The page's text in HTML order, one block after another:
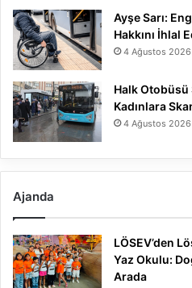
Ayşe Sarı:
Hakkını İhlal
4 Ağustos 2026
Halk
Kadınlara
4 Ağustos 2026
Ajanda
LÖSEV’den
Yaz Okulu:
Arada